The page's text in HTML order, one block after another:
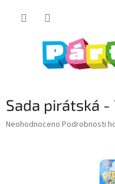
Sada pirátská -
Průměrné
Neohodnoceno Podrobnosti